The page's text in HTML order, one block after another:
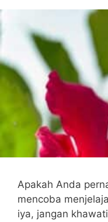
Apakah ⁤Anda
⁣mencoba
iya, jangan